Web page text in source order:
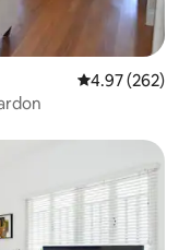
Calificación
4.97 (262)